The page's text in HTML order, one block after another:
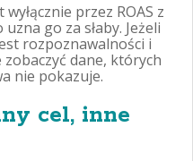
przez ROAS z
go za słaby. Jeżeli
rozpoznawalności i
dane, których
nie pokazuje.
cel, inne